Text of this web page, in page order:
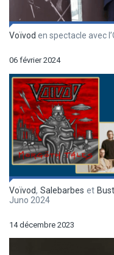
Voïvod en spectacle avec
06 février 2024
Voïvod, Salebarbes et
Juno 2024
14 décembre 2023